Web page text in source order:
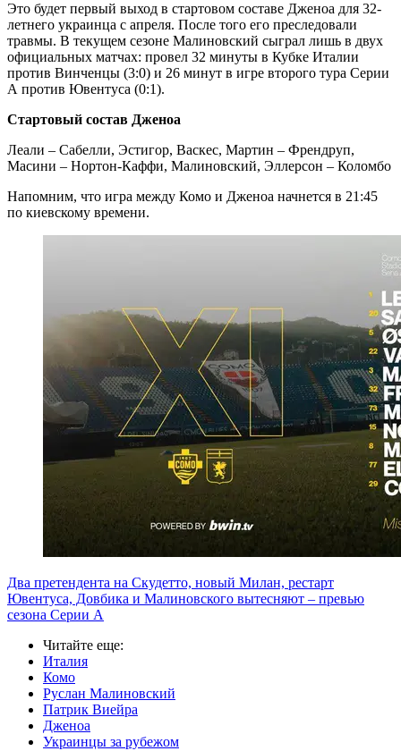
Это будет первый выход в стартовом составе Дженоа для 32-
летнего украинца с апреля. После того его преследовали
травмы. В текущем сезоне Малиновский сыграл лишь в двух
официальных матчах: провел 32 минуты в Кубке Италии
против Винченцы (3:0) и 26 минут в игре второго тура Серии
А против Ювентуса (0:1).
Стартовый состав Дженоа
Леали – Сабелли, Эстигор, Васкес, Мартин – Френдруп,
Масини – Нортон-Каффи, Малиновский, Эллерсон – Коломбо
Напомним, что игра между Комо и Дженоа начнется в 21:45
по киевскому времени.
Два претендента на Скудетто, новый Милан, рестарт
Ювентуса, Довбика и Малиновского вытесняют – превью
сезона Серии А
Читайте еще:
Италия
Комо
Руслан Малиновский
Патрик Виейра
Дженоа
Украинцы за рубежом